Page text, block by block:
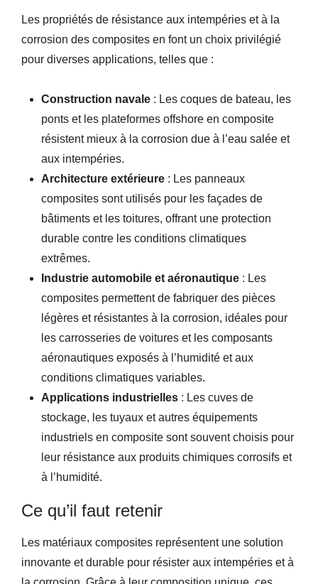
Les propriétés de résistance aux intempéries et à la
corrosion des composites en font un choix privilégié
pour diverses applications, telles que :
Construction navale : Les coques de bateau, les
ponts et les plateformes offshore en composite
résistent mieux à la corrosion due à l’eau salée et
aux intempéries.
Architecture extérieure : Les panneaux
composites sont utilisés pour les façades de
bâtiments et les toitures, offrant une protection
durable contre les conditions climatiques
extrêmes.
Industrie automobile et aéronautique : Les
composites permettent de fabriquer des pièces
légères et résistantes à la corrosion, idéales pour
les carrosseries de voitures et les composants
aéronautiques exposés à l’humidité et aux
conditions climatiques variables.
Applications industrielles : Les cuves de
stockage, les tuyaux et autres équipements
industriels en composite sont souvent choisis pour
leur résistance aux produits chimiques corrosifs et
à l’humidité.
Ce qu’il faut retenir
Les matériaux composites représentent une solution
innovante et durable pour résister aux intempéries et à